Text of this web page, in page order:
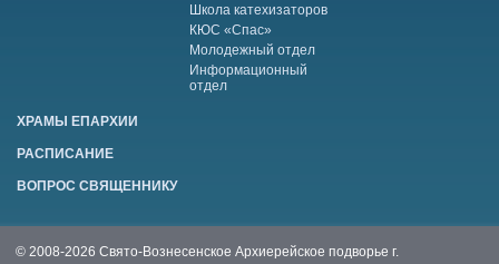
Школа катехизаторов
КЮС «Спас»
Молодежный отдел
Информационный
отдел
ХРАМЫ ЕПАРХИИ
РАСПИСАНИЕ
ВОПРОС СВЯЩЕННИКУ
© 2008-2026 Свято-Вознесенское Архиерейское подворье г.